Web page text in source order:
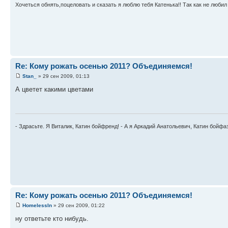
Хочеться обнять,поцеловать и сказать я люблю тебя Катенька!! Так как не любил
Re: Кому рожать осенью 2011? Объединяемся!
Stan_ » 29 сен 2009, 01:13
А цветет какими цветами
- Здрасьте. Я Виталик, Катин бойфренд! - А я Аркадий Анатольевич, Катин
Re: Кому рожать осенью 2011? Объединяемся!
HomelessIn » 29 сен 2009, 01:22
ну ответьте кто нибудь.